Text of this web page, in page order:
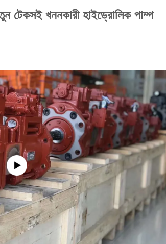
টেকসই খননকারী হাইড্রোলিক পাম্প